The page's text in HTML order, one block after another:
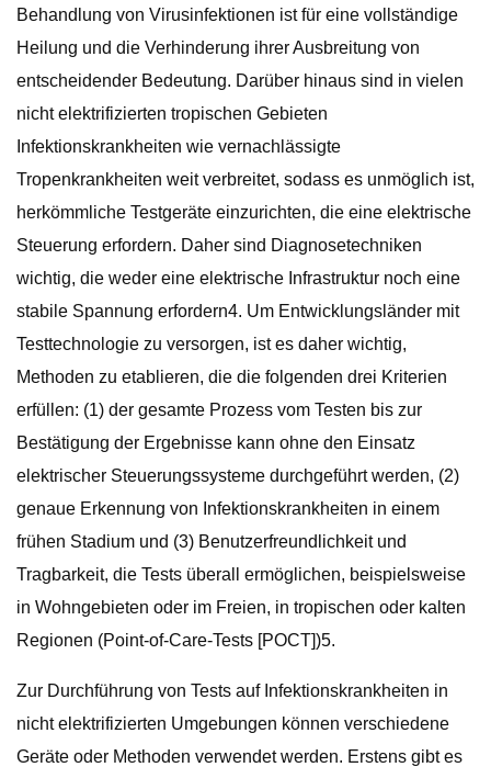
Behandlung von Virusinfektionen ist für eine vollständige
Heilung und die Verhinderung ihrer Ausbreitung von
entscheidender Bedeutung. Darüber hinaus sind in vielen
nicht elektrifizierten tropischen Gebieten
Infektionskrankheiten wie vernachlässigte
Tropenkrankheiten weit verbreitet, sodass es unmöglich ist,
herkömmliche Testgeräte einzurichten, die eine elektrische
Steuerung erfordern. Daher sind Diagnosetechniken
wichtig, die weder eine elektrische Infrastruktur noch eine
stabile Spannung erfordern4. Um Entwicklungsländer mit
Testtechnologie zu versorgen, ist es daher wichtig,
Methoden zu etablieren, die die folgenden drei Kriterien
erfüllen: (1) der gesamte Prozess vom Testen bis zur
Bestätigung der Ergebnisse kann ohne den Einsatz
elektrischer Steuerungssysteme durchgeführt werden, (2)
genaue Erkennung von Infektionskrankheiten in einem
frühen Stadium und (3) Benutzerfreundlichkeit und
Tragbarkeit, die Tests überall ermöglichen, beispielsweise
in Wohngebieten oder im Freien, in tropischen oder kalten
Regionen (Point-of-Care-Tests [POCT])5.
Zur Durchführung von Tests auf Infektionskrankheiten in
nicht elektrifizierten Umgebungen können verschiedene
Geräte oder Methoden verwendet werden. Erstens gibt es